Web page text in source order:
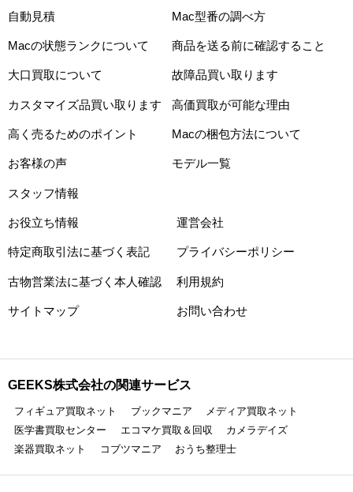
自動見積 Mac型番の調べ方
Macの状態ランクについて 商品を送る前に確認すること
大口買取について 故障品買い取ります
カスタマイズ品買い取ります 高価買取が可能な理由
高く売るためのポイント Macの梱包方法について
お客様の声 モデル一覧
スタッフ情報
お役立ち情報 運営会社
特定商取引法に基づく表記 プライバシーポリシー
古物営業法に基づく本人確認 利用規約
サイトマップ お問い合わせ
GEEKS株式会社の関連サービス
フィギュア買取ネット ブックマニア
メディア買取ネット
医学書買取センター
エコマケ買取＆回収
カメラデイズ
楽器買取ネット
コブツマニア おうち整理士